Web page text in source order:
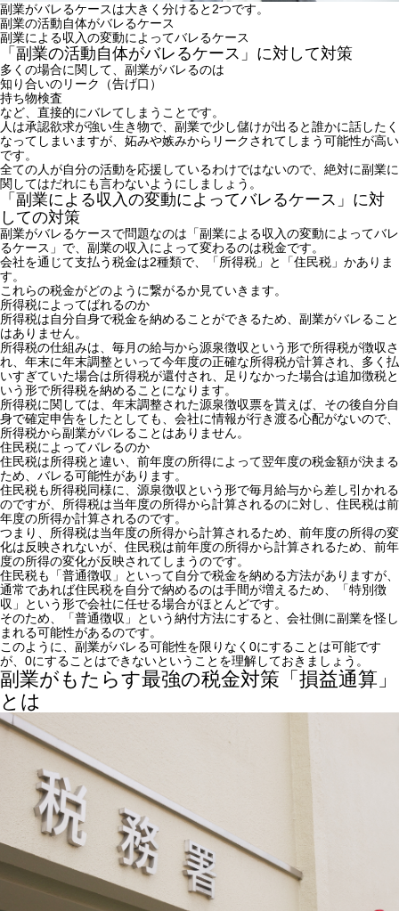
副業がバレるケースは大きく分けると2つです。
副業の活動自体がバレるケース
副業による収入の変動によってバレるケース
「副業の活動自体がバレるケース」に対して対策
多くの場合に関して、副業がバレるのは
知り合いのリーク（告げ口）
持ち物検査
など、直接的にバレてしまうことです。
人は承認欲求が強い生き物で、副業で少し儲けが出ると誰かに話したく
なってしまいますが、妬みや嫉みからリークされてしまう可能性が高い
です。
全ての人が自分の活動を応援しているわけではないので、絶対に副業に
関してはだれにも言わないようにしましょう。
「副業による収入の変動によってバレるケース」に対
しての対策
副業がバレるケースで問題なのは「副業による収入の変動によってバレ
るケース」で、副業の収入によって変わるのは税金です。
会社を通じて支払う税金は2種類で、「所得税」と「住民税」かありま
す。
これらの税金がどのように繋がるか見ていきます。
所得税によってばれるのか
所得税は自分自身で税金を納めることができるため、副業がバレること
はありません。
所得税の仕組みは、毎月の給与から源泉徴収という形で所得税が徴収さ
れ、年末に年末調整といって今年度の正確な所得税が計算され、多く払
いすぎていた場合は所得税が還付され、足りなかった場合は追加徴税と
いう形で所得税を納めることになります。
所得税に関しては、年末調整された源泉徴収票を貰えば、その後自分自
身で確定申告をしたとしても、会社に情報が行き渡る心配がないので、
所得税から副業がバレることはありません。
住民税によってバレるのか
住民税は所得税と違い、前年度の所得によって翌年度の税金額が決まる
ため、バレる可能性があります。
住民税も所得税同様に、源泉徴収という形で毎月給与から差し引かれる
のですが、所得税は当年度の所得から計算されるのに対し、住民税は前
年度の所得か計算されるのです。
つまり、所得税は当年度の所得から計算されるため、前年度の所得の変
化は反映されないが、住民税は前年度の所得から計算されるため、前年
度の所得の変化が反映されてしまうのです。
住民税も「普通徴収」といって自分で税金を納める方法がありますが、
通常であれば住民税を自分で納めるのは手間が増えるため、「特別徴
収」という形で会社に任せる場合がほとんどです。
そのため、「普通徴収」という納付方法にすると、会社側に副業を怪し
まれる可能性があるのです。
このように、副業がバレる可能性を限りなく0にすることは可能です
が、0にすることはできないということを理解しておきましょう。
副業がもたらす最強の税金対策「損益通算」
とは